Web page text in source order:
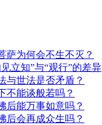
萨为何会不生不灭？
立知”与“观行”的差异
与世法是否矛盾？
不能谈般若吗？
后能万事如意吗？
后会再成众生吗？